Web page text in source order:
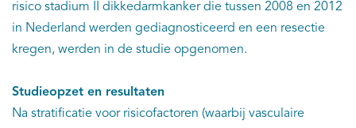
risico stadium II dikkedarmkanker die tussen 2008 en 2012
in Nederland werden gediagnosticeerd en een resectie
kregen, werden in de studie opgenomen.
Studieopzet en resultaten
Na stratificatie voor risicofactoren (waarbij vasculaire